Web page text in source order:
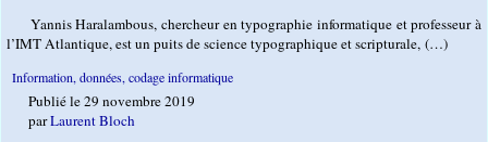
Yannis Haralambous, chercheur en typographie informatique et professeur à
l’IMT Atlantique, est un puits de science typographique et scripturale, (…)
Information, données, codage informatique
Publié le 29 novembre 2019
parLaurent Bloch